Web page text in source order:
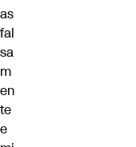
as
fal
sa
m
en
te
e